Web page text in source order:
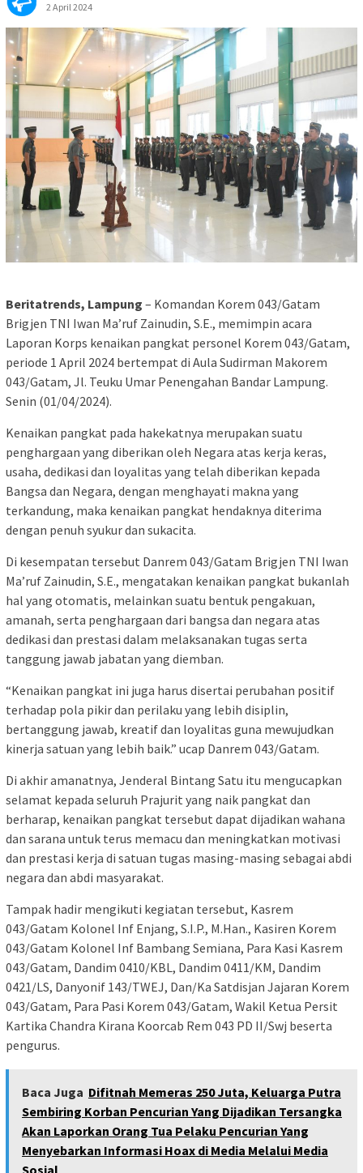
2 April 2024
Beritatrends, Lampung – Komandan Korem 043/Gatam
Brigjen TNI Iwan Ma’ruf Zainudin, S.E., memimpin acara
Laporan Korps kenaikan pangkat personel Korem 043/Gatam,
periode 1 April 2024 bertempat di Aula Sudirman Makorem
043/Gatam, Jl. Teuku Umar Penengahan Bandar Lampung.
Senin (01/04/2024).
Kenaikan pangkat pada hakekatnya merupakan suatu
penghargaan yang diberikan oleh Negara atas kerja keras,
usaha, dedikasi dan loyalitas yang telah diberikan kepada
Bangsa dan Negara, dengan menghayati makna yang
terkandung, maka kenaikan pangkat hendaknya diterima
dengan penuh syukur dan sukacita.
Di kesempatan tersebut Danrem 043/Gatam Brigjen TNI Iwan
Ma’ruf Zainudin, S.E., mengatakan kenaikan pangkat bukanlah
hal yang otomatis, melainkan suatu bentuk pengakuan,
amanah, serta penghargaan dari bangsa dan negara atas
dedikasi dan prestasi dalam melaksanakan tugas serta
tanggung jawab jabatan yang diemban.
“Kenaikan pangkat ini juga harus disertai perubahan positif
terhadap pola pikir dan perilaku yang lebih disiplin,
bertanggung jawab, kreatif dan loyalitas guna mewujudkan
kinerja satuan yang lebih baik.” ucap Danrem 043/Gatam.
Di akhir amanatnya, Jenderal Bintang Satu itu mengucapkan
selamat kepada seluruh Prajurit yang naik pangkat dan
berharap, kenaikan pangkat tersebut dapat dijadikan wahana
dan sarana untuk terus memacu dan meningkatkan motivasi
dan prestasi kerja di satuan tugas masing-masing sebagai abdi
negara dan abdi masyarakat.
Tampak hadir mengikuti kegiatan tersebut, Kasrem
043/Gatam Kolonel Inf Enjang, S.I.P., M.Han., Kasiren Korem
043/Gatam Kolonel Inf Bambang Semiana, Para Kasi Kasrem
043/Gatam, Dandim 0410/KBL, Dandim 0411/KM, Dandim
0421/LS, Danyonif 143/TWEJ, Dan/Ka Satdisjan Jajaran Korem
043/Gatam, Para Pasi Korem 043/Gatam, Wakil Ketua Persit
Kartika Chandra Kirana Koorcab Rem 043 PD II/Swj beserta
pengurus.
Baca Juga Difitnah Memeras 250 Juta, Keluarga Putra
Sembiring Korban Pencurian Yang Dijadikan Tersangka
Akan Laporkan Orang Tua Pelaku Pencurian Yang
Menyebarkan Informasi Hoax di Media Melalui Media
Sosial